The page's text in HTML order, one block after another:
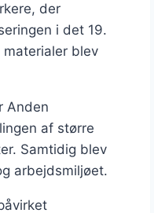
der
i det 19.
blev
Anden
af større
Samtidig blev
arbejdsmiljøet.